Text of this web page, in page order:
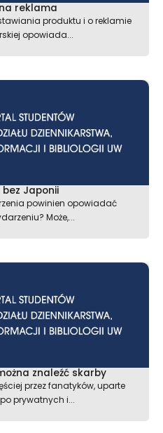
reklama
produktu i o reklamie
opowiada...
bez Japonii
powinien opowiadać
Może,...
znaleźć skarby
przez fanatyków, uparte
prywatnych i...